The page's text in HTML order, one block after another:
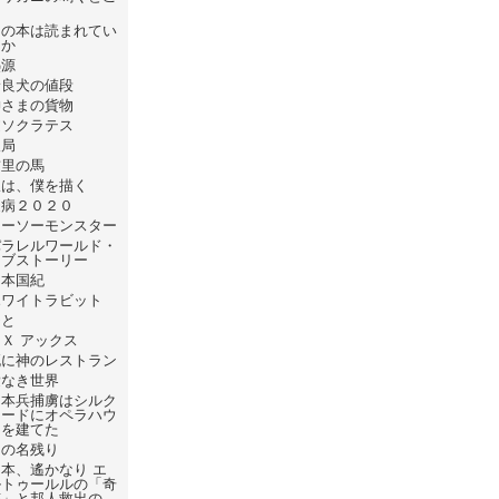
本は読まれてい
犬の値段
まの貨物
クラテス
の馬
、僕を描く
２０２０
ソーモンスター
レルワールド・
ストーリー
国紀
イトラビット
アックス
神のレストラン
き世界
兵捕虜はシルク
ドにオペラハウ
建てた
名残り
、遙かなり エ
ゥールルの「奇